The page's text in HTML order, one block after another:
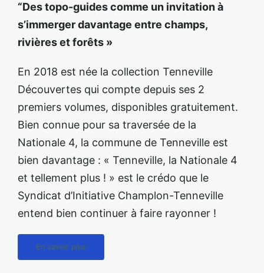
“Des topo-guides comme un invitation à
s’immerger davantage entre champs,
rivières et forêts »
En 2018 est née la collection Tenneville
Découvertes qui compte depuis ses 2
premiers volumes, disponibles gratuitement.
Bien connue pour sa traversée de la
Nationale 4, la commune de Tenneville est
bien davantage : « Tenneville, la Nationale 4
et tellement plus ! » est le crédo que le
Syndicat d’Initiative Champlon-Tenneville
entend bien continuer à faire rayonner !
En savoir plus